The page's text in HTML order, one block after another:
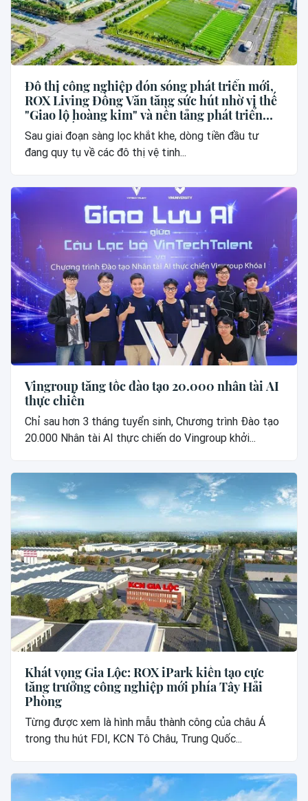
Đô thị công nghiệp đón sóng phát triển mới,
ROX Living Đồng Văn tăng sức hút nhờ vị thế
"Giao lộ hoàng kim" và nền tảng phát triển
vững chắc
Sau giai đoạn sàng lọc khắt khe, dòng tiền đầu tư
đang quy tụ về các đô thị vệ tinh...
Vingroup tăng tốc đào tạo 20.000 nhân tài AI
thực chiến
Chỉ sau hơn 3 tháng tuyển sinh, Chương trình Đào tạo
20.000 Nhân tài AI thực chiến do Vingroup khởi...
Khát vọng Gia Lộc: ROX iPark kiến tạo cực
tăng trưởng công nghiệp mới phía Tây Hải
Phòng
Từng được xem là hình mẫu thành công của châu Á
trong thu hút FDI, KCN Tô Châu, Trung Quốc...